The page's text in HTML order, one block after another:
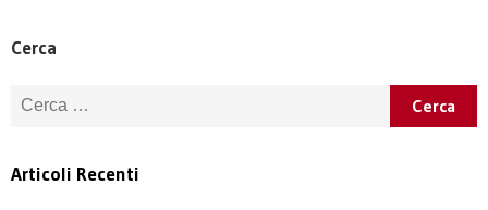
Cerca
Ricerca per:
Articoli Recenti